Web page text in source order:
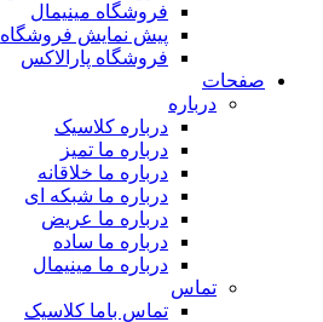
فروشگاه مینیمال
پیش نمایش فروشگاه
فروشگاه پارالاکس
صفحات
درباره
درباره کلاسیک
درباره ما تمیز
درباره ما خلاقانه
درباره ما شبکه ای
درباره ما عریض
درباره ما ساده
درباره ما مینیمال
تماس
تماس باما کلاسیک